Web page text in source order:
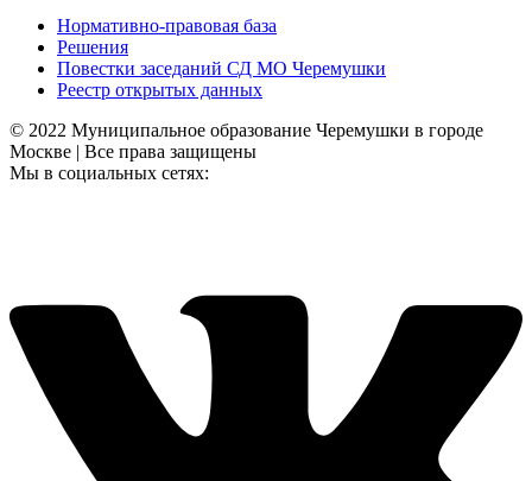
Нормативно-правовая база
Решения
Повестки заседаний СД МО Черемушки
Реестр открытых данных
© 2022 Муниципальное образование Черемушки в городе
Москве | Все права защищены
Мы в социальных сетях: